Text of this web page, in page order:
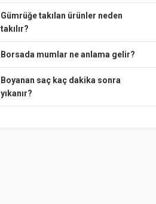
Gümrüğe takılan ürünler neden
takılır?
Borsada mumlar ne anlama gelir?
Boyanan saç kaç dakika sonra
yıkanır?